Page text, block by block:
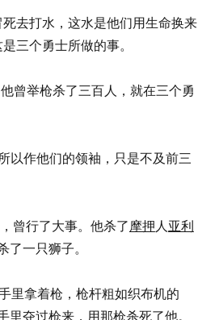
去打水，这水是他们用生命换来
三个勇士所做的事。
曾举枪杀了三百人，就在三个勇
以作他们的领袖，只是不及前三
曾行了大事。他杀了摩押人亚利
一只狮子。
里拿着枪，枪杆粗如织布机的
里夺过枪来，用那枪杀死了他。